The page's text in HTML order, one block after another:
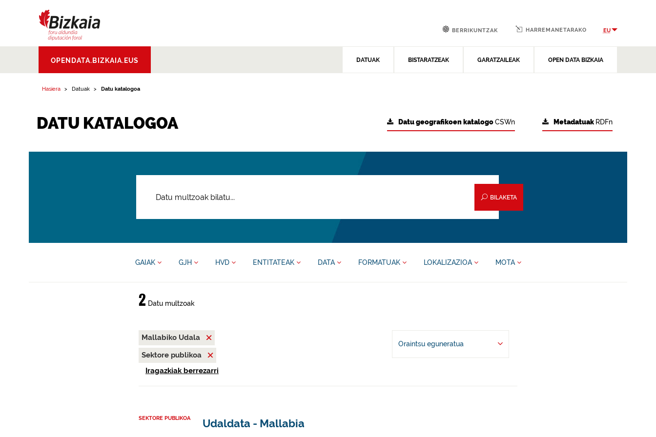
Aldundia.Diputacion
Foral de Bizkaia
OPENDATA.BIZKAIA.EUS DATUAK BISTARATZEAK GARATZAILEAK OPEN DATA BIZKAIA
BERRIKUNTZAK HARREMANETARAKO EU
Hasiera Datuak Datu katalogoa
DATU KATALOGOA Metadatuak RDFn
Datu geografikoen katalogoCSWn
BILAKETA
GAIAK GJH HVD ENTITATEAK DATA FORMATUAK LOKALIZAZIOA MOTA
2 Datu multzoak
Mallabiko Udala
Sektore publikoa
Iragazkiak berrezarri
Oraintsu eguneratua
SEKTORE PUBLIKOA Udaldata - Mallabia